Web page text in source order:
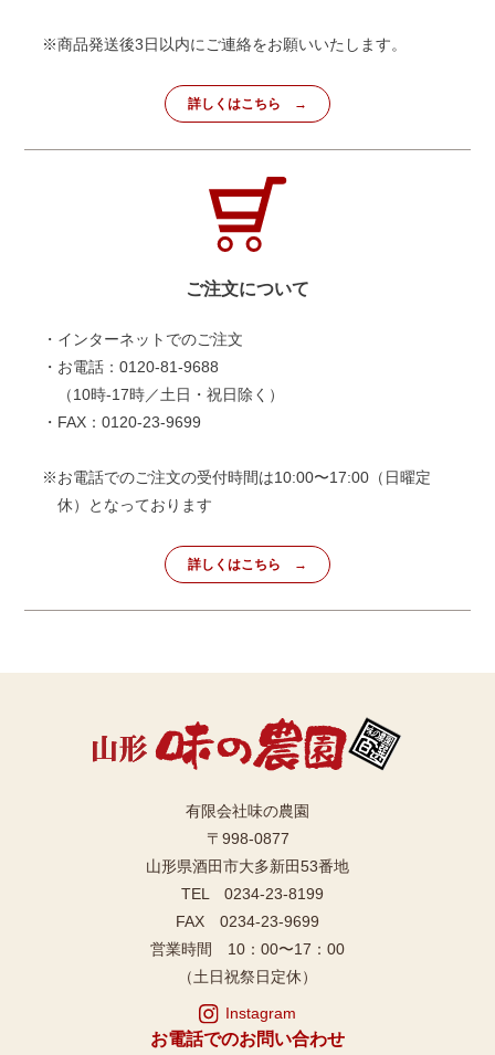
※商品発送後3日以内にご連絡をお願いいたします。
詳しくはこちら
ご注文について
・インターネットでのご注文
・お電話：0120-81-9688
（10時-17時／土日・祝日除く）
・FAX：0120-23-9699
※お電話でのご注文の受付時間は10:00〜17:00（日曜定
休）となっております
詳しくはこちら
有限会社味の農園
〒998-0877
山形県酒田市大多新田53番地
TEL 0234-23-8199
FAX 0234-23-9699
営業時間 10：00〜17：00
（土日祝祭日定休）
Instagram
お電話でのお問い合わせ